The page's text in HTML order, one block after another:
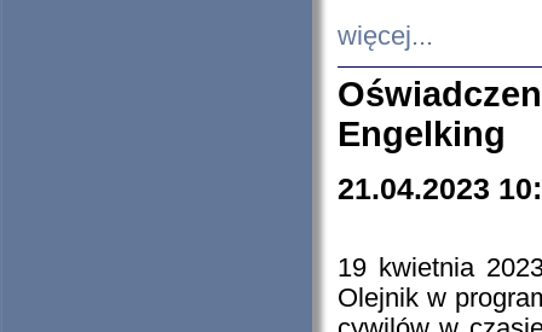
więcej...
Engelking
21.04.2023
19 kwietnia
Olejnik w